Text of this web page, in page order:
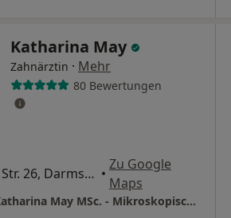
Katharina May
Zahnärztin · Mehr
80 Bewertungen
Eschollbrücker Str. 26, Darmstadt •
Zu Google
Maps
Zahnarztpraxis Katharina May MSc. - Mikroskopische Endodontie mit Gefühl